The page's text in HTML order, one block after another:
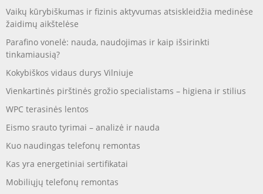
Vaikų kūrybiškumas ir fizinis aktyvumas atsiskleidžia medinėse
žaidimų aikštelėse
Parafino vonelė: nauda, naudojimas ir kaip išsirinkti
tinkamiausią?
Kokybiškos vidaus durys Vilniuje
Vienkartinės pirštinės grožio specialistams – higiena ir stilius
WPC terasinės lentos
Eismo srauto tyrimai – analizė ir nauda
Kuo naudingas telefonų remontas
Kas yra energetiniai sertifikatai
Mobiliųjų telefonų remontas